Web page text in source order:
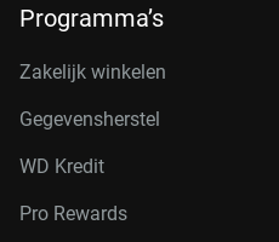
Programma’s
Zakelijk winkelen
Gegevensherstel
WD Kredit
Pro Rewards